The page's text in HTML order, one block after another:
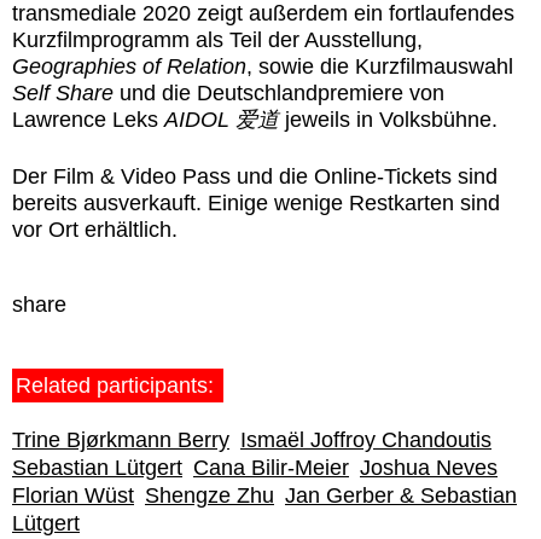
transmediale 2020 zeigt außerdem ein fortlaufendes
Kurzfilmprogramm als Teil der Ausstellung,
Geographies of Relation, sowie die Kurzfilmauswahl
Self Share und die Deutschlandpremiere von
Lawrence LeksAIDOL 爱道jeweils in Volksbühne.
Der Film & Video Pass und die Online-Tickets sind
bereits ausverkauft. Einige wenige Restkarten sind
vor Ort erhältlich.
share
Related participants:
Trine Bjørkmann Berry Ismaël Joffroy Chandoutis
Sebastian Lütgert Cana Bilir-Meier Joshua Neves
Florian Wüst Shengze Zhu Jan Gerber & Sebastian
Lütgert